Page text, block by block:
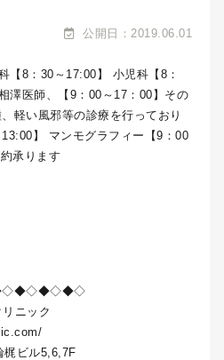
公開日：2019.06.01
【8：30～17:00】 小児科【8：
医師、【9：00～17：00】その
軽い風邪等の診療を行っており
】 マンモグラフィー【9：00
承ります
ニック
梶ビル5,6,7F